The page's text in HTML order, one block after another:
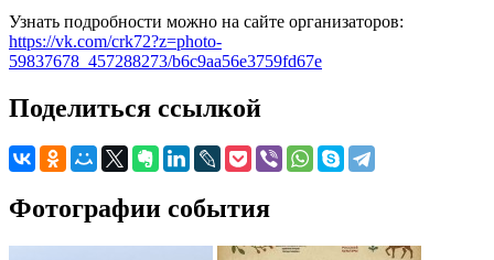
Узнать подробности можно на сайте организаторов:
https://vk.com/crk72?z=photo-
59837678_457288273/b6c9aa56e3759fd67e
Поделиться ссылкой
Фотографии события